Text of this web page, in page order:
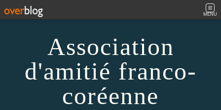
MENU
Association
d'amitié franco-
coréenne